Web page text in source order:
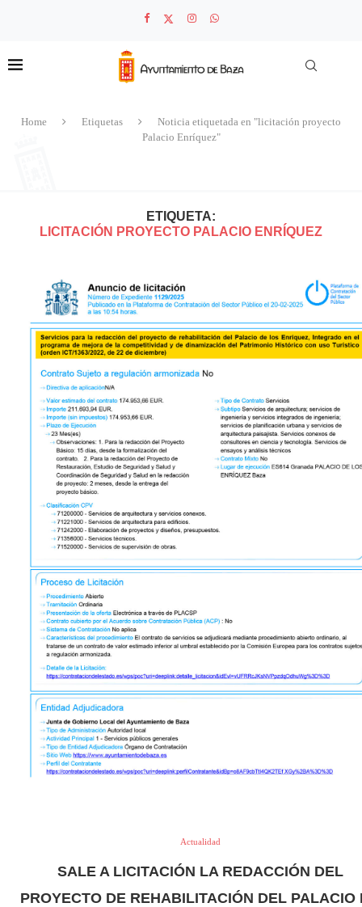
Home Etiquetas
Noticia etiquetada en "licitación proyecto
Palacio Enríquez"
ETIQUETA:
LICITACIÓN PROYECTO PALACIO ENRÍQUEZ
Actualidad
SALE A LICITACIÓN LA REDACCIÓN DEL
PROYECTO DE REHABILITACIÓN DEL PALACIO